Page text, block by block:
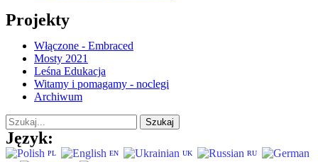
Projekty
Włączone - Embraced
Mosty 2021
Leśna Edukacja
Witamy i pomagamy - noclegi
Archiwum
Szukaj
Język:
PL EN UK
RU